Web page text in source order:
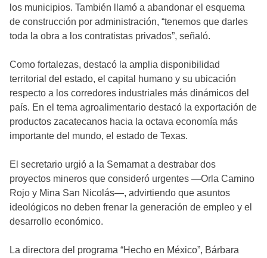
los municipios. También llamó a abandonar el esquema
de construcción por administración, “tenemos que darles
toda la obra a los contratistas privados”, señaló.
Como fortalezas, destacó la amplia disponibilidad
territorial del estado, el capital humano y su ubicación
respecto a los corredores industriales más dinámicos del
país. En el tema agroalimentario destacó la exportación de
productos zacatecanos hacia la octava economía más
importante del mundo, el estado de Texas.
El secretario urgió a la Semarnat a destrabar dos
proyectos mineros que consideró urgentes —Orla Camino
Rojo y Mina San Nicolás—, advirtiendo que asuntos
ideológicos no deben frenar la generación de empleo y el
desarrollo económico.
La directora del programa “Hecho en México”, Bárbara